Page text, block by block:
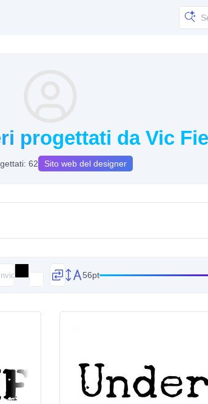
progettati da Vic
62 Sito web del designer
56pt